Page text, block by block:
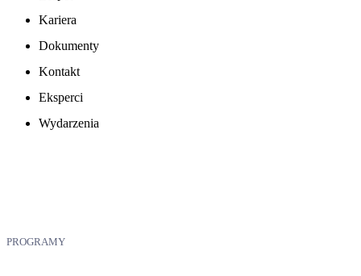
Kariera
Dokumenty
Kontakt
Eksperci
Wydarzenia
PROGRAMY